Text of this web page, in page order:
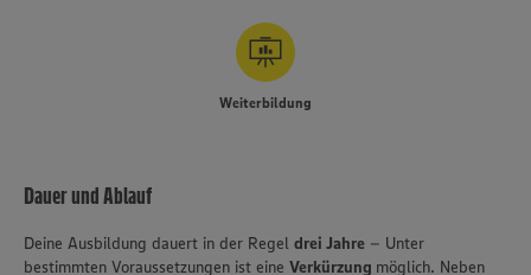
Weiterbildung
Dauer und Ablauf
Deine Ausbildung dauert in der Regel drei Jahre – Unter
bestimmten Voraussetzungen ist eine Verkürzung möglich. Neben